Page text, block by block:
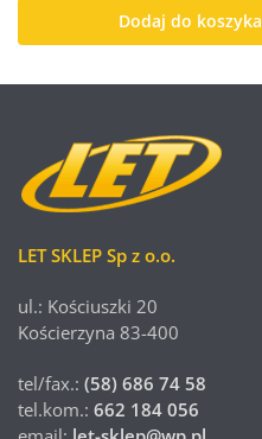
Dodaj do koszyka
LET SKLEP Sp z o.o.
ul.: Kościuszki 20
Kościerzyna 83-400
tel/fax.: (58) 686 74 58
tel.kom.: 662 184 056